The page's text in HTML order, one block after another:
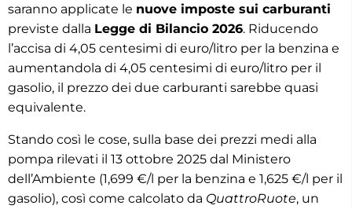
saranno applicate le nuove imposte sui carburanti
previste dalla Legge di Bilancio 2026. Riducendo
l’accisa di 4,05 centesimi di euro/litro per la benzina e
aumentandola di 4,05 centesimi di euro/litro per il
gasolio, il prezzo dei due carburanti sarebbe quasi
equivalente.
Stando così le cose, sulla base dei prezzi medi alla
pompa rilevati il 13 ottobre 2025 dal Ministero
dell’Ambiente (1,699 €/l per la benzina e 1,625 €/l per il
gasolio), così come calcolato da QuattroRuote, un